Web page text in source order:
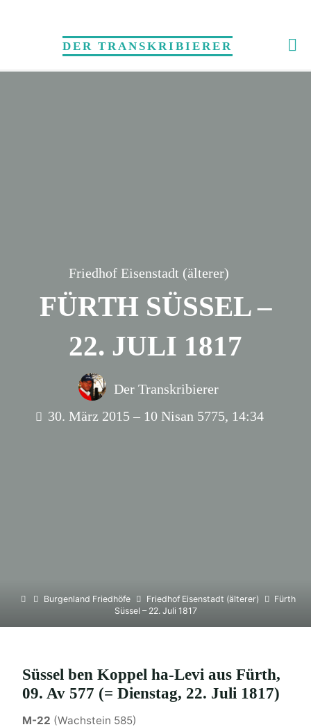
DER TRANSKRIBIERER
Friedhof Eisenstadt (älterer)
FÜRTH SÜSSEL –
22. JULI 1817
Der Transkribierer
30. März 2015 – 10 Nisan 5775, 14:34
HomeBurgenland Friedhöfe Friedhof Eisenstadt (älterer)
Fürth
Süssel – 22. Juli 1817
Süssel ben Koppel ha-Levi aus Fürth,
09. Av 577 (= Dienstag, 22. Juli 1817)
M-22 (Wachstein 585)